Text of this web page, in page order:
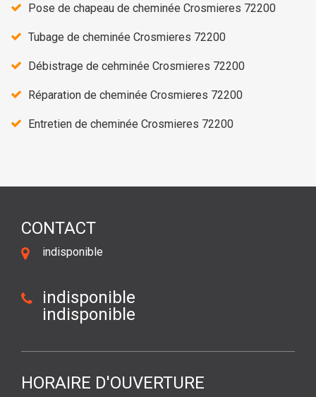
Pose de chapeau de cheminée Crosmieres 72200
Tubage de cheminée Crosmieres 72200
Débistrage de cehminée Crosmieres 72200
Réparation de cheminée Crosmieres 72200
Entretien de cheminée Crosmieres 72200
CONTACT
indisponible
indisponible
indisponible
HORAIRE D'OUVERTURE